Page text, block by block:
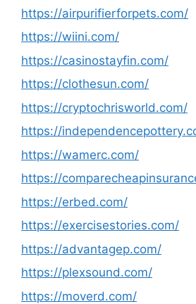
https://airpurifierforpets.com/
https://wiini.com/
https://casinostayfin.com/
https://clothesun.com/
https://cryptochrisworld.com/
https://
https://wamerc.com/
https://
https://erbed.com/
https://exercisestories.com/
https://advantagep.com/
https://plexsound.com/
https://moverd.com/